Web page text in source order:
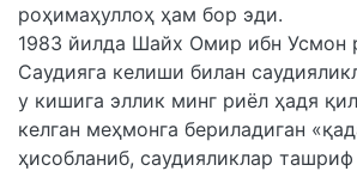
роҳимаҳуллоҳ ҳам бор эди.
1983 йилда Шайх Омир ибн Усмон
Саудияга келиши билан
у кишига эллик минг риёл ҳадя
келган меҳмонга бериладиган
ҳисобланиб, саудияликлар